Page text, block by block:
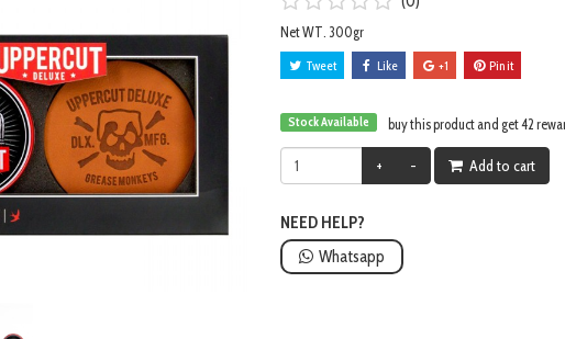
Net WT. 300gr
Tweet
Like +1 Pin it
Stock Available buy this product and get 42
+ - Add to cart
NEED HELP?
Whatsapp